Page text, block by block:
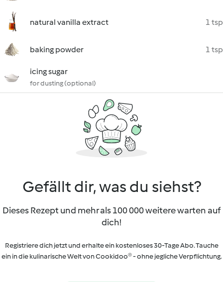
natural vanilla extract 1 tsp
baking powder 1 tsp
icing sugar
for dusting (optional)
Gefällt dir, was du siehst?
Dieses Rezept und mehr als 100 000 weitere warten auf
dich!
Registriere dich jetzt und erhalte ein kostenloses 30-Tage Abo. Tauche
ein in die kulinarische Welt von Cookidoo® - ohne jegliche Verpflichtung.